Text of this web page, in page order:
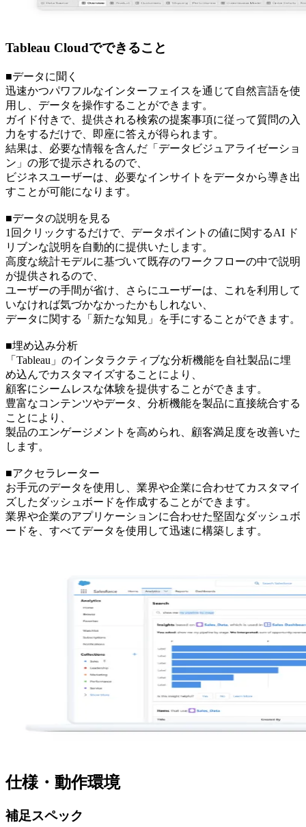
Tableau Cloudでできること
■データに聞く
迅速かつパワフルなインターフェイスを通じて自然言語を使
用し、データを操作することができます。
ガイド付きで、提供される検索の提案事項に従って質問の入
力をするだけで、即座に答えが得られます。
結果は、必要な情報を含んだ「データビジュアライゼーショ
ン」の形で提示されるので、
ビジネスユーザーは、必要なインサイトをデータから導き出
すことが可能になります。
■データの説明を見る
1回クリックするだけで、データポイントの値に関するAI ド
リブンな説明を自動的に提供いたします。
高度な統計モデルに基づいて既存のワークフローの中で説明
が提供されるので、
ユーザーの手間が省け、さらにユーザーは、これを利用して
いなければ気づかなかったかもしれない、
データに関する「新たな知見」を手にすることができます。
■埋め込み分析
「Tableau」のインタラクティブな分析機能を自社製品に埋
め込んでカスタマイズすることにより、
顧客にシームレスな体験を提供することができます。
豊富なコンテンツやデータ、分析機能を製品に直接統合する
ことにより、
製品のエンゲージメントを高められ、顧客満足度を改善いた
します。
■アクセラレーター
お手元のデータを使用し、業界や企業に合わせてカスタマイ
ズしたダッシュボードを作成することができます。
業界や企業のアプリケーションに合わせた堅固なダッシュボ
ードを、すべてデータを使用して迅速に構築します。
仕様・動作環境
補足スペック